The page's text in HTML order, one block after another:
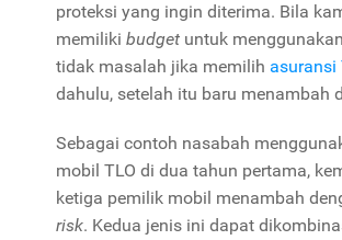
proteksi yang ingin diterima. Bila
memiliki budget untuk
tidak masalah jika memilih asuransi
dahulu, setelah itu baru menambah
Sebagai contoh nasabah
mobil TLO di dua tahun pertama,
ketiga pemilik mobil menambah
risk. Kedua jenis ini dapat